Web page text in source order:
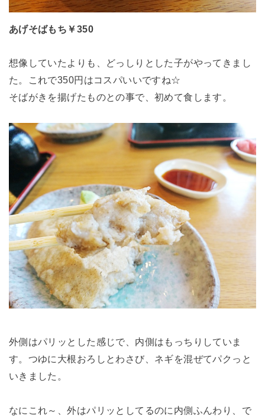
あげそばもち￥350
想像していたよりも、どっしりとした子がやってきまし
た。これで350円はコスパいいですね☆
そばがきを揚げたものとの事で、初めて食します。
外側はパリッとした感じで、内側はもっちりしていま
す。つゆに大根おろしとわさび、ネギを混ぜてパクっと
いきました。
なにこれ～、外はパリッとしてるのに内側ふんわり、で